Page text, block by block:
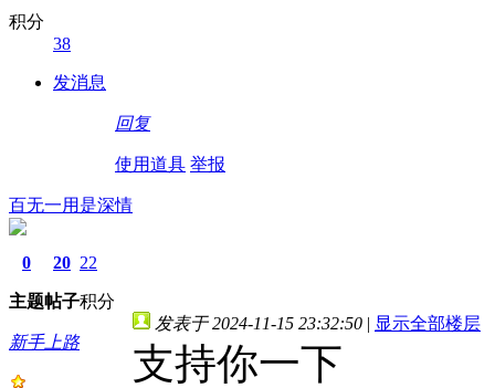
积分
38
发消息
回复
使用道具 举报
百无一用是深情
0
主题
20
帖子
22
积分
新手上路
发表于 2024-11-15 23:32:50 | 显示全部楼层
支持你一下